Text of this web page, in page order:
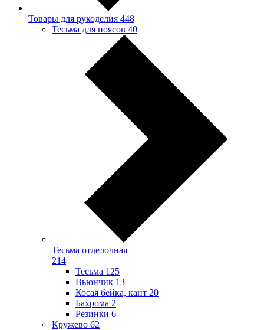
Товары для рукоделия 448
Тесьма для поясов 40
Тесьма отделочная
214
Тесьма 125
Вьюнчик 13
Косая бейка, кант 20
Бахрома 2
Резинки 6
Кружево 62